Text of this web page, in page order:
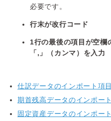
必要です。
行末が改行コード
1行の最後の項目が空
「,」（カンマ）を入力
仕訳データのインポート項
期首残高データのインポー
固定資産データのインポー